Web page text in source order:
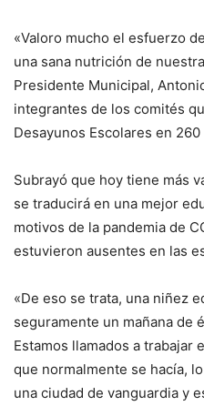
«Valoro mucho el esfuerzo
una sana nutrición de
Presidente Municipal,
integrantes de los comités
Desayunos Escolares en
Subrayó que hoy tiene más
se traducirá en una mejor
motivos de la pandemia de
estuvieron ausentes en las
«De eso se trata, una niñez
seguramente un mañana de
Estamos llamados a trabajar
que normalmente se hacía,
una ciudad de vanguardia y